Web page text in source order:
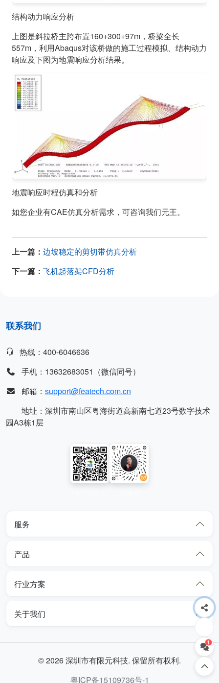
结构动力响应分析
上图是斜拉桥主跨布置160+300+97m，桥梁全长
557m，利用Abaqus对该桥做的施工过程模拟、结构动力
响应及下图为地震响应分析结果。
地震响应时程仿真和分析
如您企业有CAE仿真分析需求，可咨询我们元王。
上一篇： 边坡稳定的剪切带仿真分析
下一篇： 飞机起落架CFD分析
联系我们
热线：400-6046636
手机：13632683051（微信同号）
邮箱： support@featech.com.cn
地址：深圳市南山区粤海街道高新南七道23号数字技术
园A3栋1层
服务
产品
行业方案
关于我们
© 2026 深圳市有限元科技. 保留所有权利.
粤ICP备15109736号-1
1